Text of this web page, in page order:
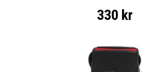
330 kr